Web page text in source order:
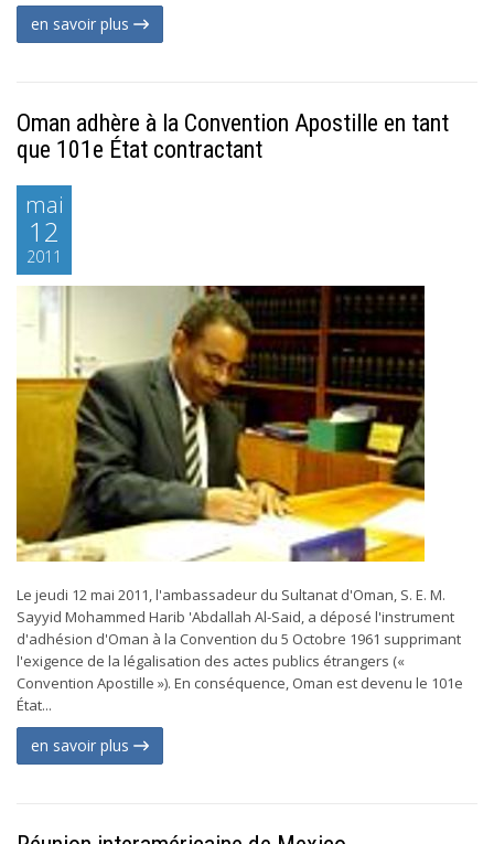
en savoir plus
Oman adhère à la Convention Apostille en tant
que 101e État contractant
mai
12
2011
Le jeudi 12 mai 2011, l'ambassadeur du Sultanat d'Oman, S. E. M.
Sayyid Mohammed Harib 'Abdallah Al-Said, a déposé l'instrument
d'adhésion d'Oman à la Convention du 5 Octobre 1961 supprimant
l'exigence de la légalisation des actes publics étrangers («
Convention Apostille »). En conséquence, Oman est devenu le 101e
État...
en savoir plus